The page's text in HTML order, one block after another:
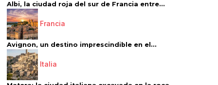
Albi, la ciudad roja del sur de Francia entre...
Francia
Avignon, un destino imprescindible en el...
Italia